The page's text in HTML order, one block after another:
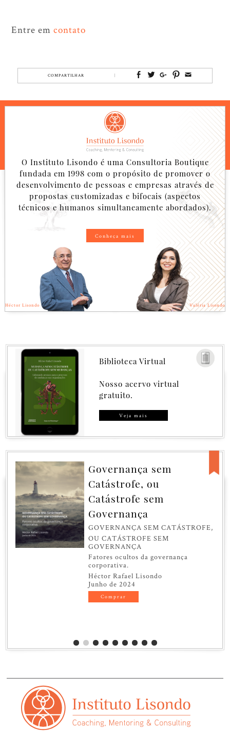
Entre em contato
COMPARTILHAR
Héctor Lisondo
O Instituto Lisondo é uma Consultoria Boutique
fundada em 1998 com o propósito de promover o
desenvolvimento de pessoas e empresas através de
propostas customizadas e bifocais (aspectos
técnicos e humanos simultaneamente abordados).
Conheça mais
Valéria Lisondo
Biblioteca Virtual
Nosso acervo virtual
gratuito.
Veja mais
Governança sem
Catástrofe, ou
Catástrofe sem
Governança
GOVERNANÇA SEM CATÁSTROFE,
OU CATÁSTROFE SEM
GOVERNANÇA
Fatores ocultos da governança
corporativa.
Héctor Rafael Lisondo
Junho de 2024
Comprar